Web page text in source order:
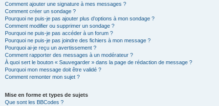
Comment ajouter une signature à mes messages ?
Comment créer un sondage ?
Pourquoi ne puis-je pas ajouter plus d’options à mon sondage ?
Comment modifier ou supprimer un sondage ?
Pourquoi ne puis-je pas accéder à un forum ?
Pourquoi ne puis-je pas joindre des fichiers à mon message ?
Pourquoi ai-je reçu un avertissement ?
Comment rapporter des messages à un modérateur ?
À quoi sert le bouton « Sauvegarder » dans la page de rédaction de message ?
Pourquoi mon message doit être validé ?
Comment remonter mon sujet ?
Mise en forme et types de sujets
Que sont les BBCodes ?